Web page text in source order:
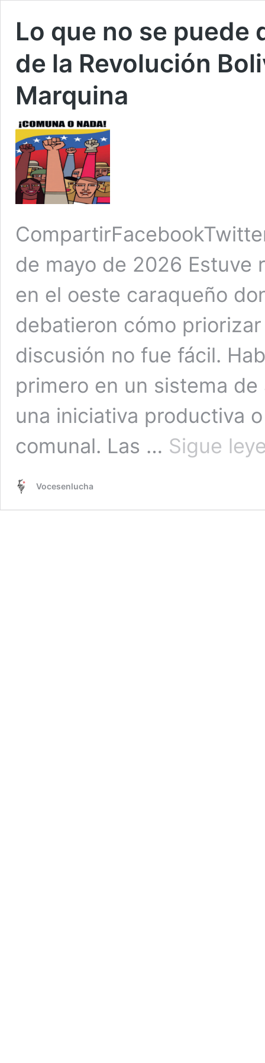
Lo que no se puede
de la Revolución
Marquina
de mayo de 2026 Estuve
en el oeste caraqueño
debatieron cómo
discusión no fue fácil.
primero en un sistema
una iniciativa productiva
comunal. Las … Sigue
Vocesenlucha